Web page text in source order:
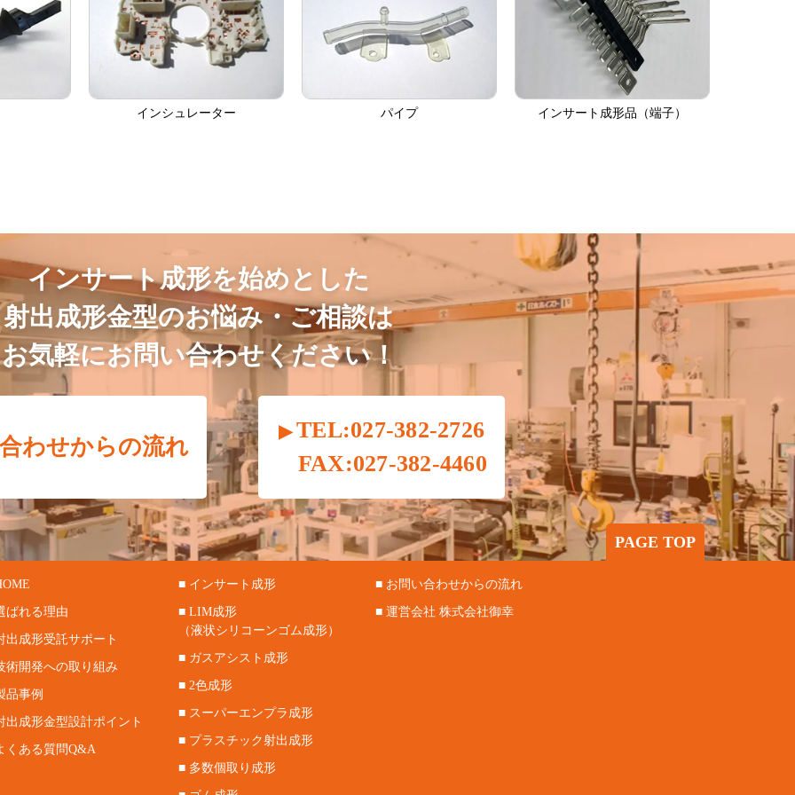
インシュレーター パイプ インサート成形品（端子）
インサート成形を始めとした
射出成形金型のお悩み・ご相談は
お気軽にお問い合わせください！
わせからの流れ
TEL:027-382-2726
FAX:027-382-4460
PAGE TOP
ばれる理由
出成形受託サポート
術開発への取り組み
品事例
出成形金型設計ポイント
くある質問Q&A
■ インサート成形
■ LIM成形
（液状シリコーンゴム成形）
■ ガスアシスト成形
■ 2色成形
■ スーパーエンプラ成形
■ プラスチック射出成形
■ 多数個取り成形
■ お問い合わせからの流れ
■ 運営会社 株式会社御幸